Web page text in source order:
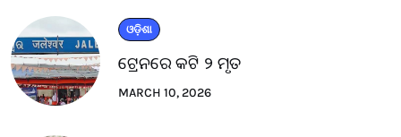
ଓଡ଼ିଶା
ଟ୍ରେନରେ କଟି ୨ ମୃତ
MARCH 10, 2026